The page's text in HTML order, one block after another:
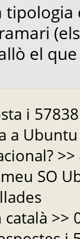
el que
i
a
SO
>>